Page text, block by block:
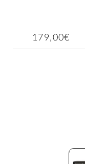
179,00€